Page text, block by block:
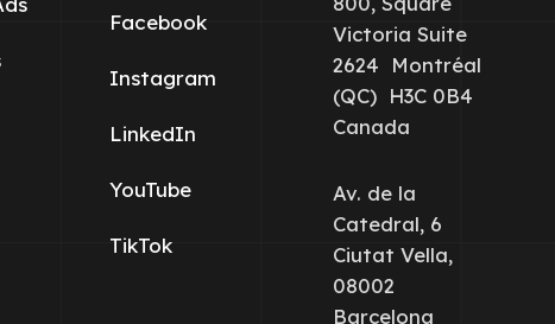
Facebook
Instagram
LinkedIn
YouTube
TikTok
Victoria Suite
2624 Montréal
(QC) H3C 0B4
Canada
Av. de la
Catedral, 6
Ciutat Vella,
08002
Barcelona